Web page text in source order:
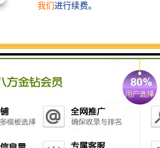
电梯数：6部三菱电梯
度，24H开放，无空调维
交楼时间：2005年10月
停车场：地下两层，地面